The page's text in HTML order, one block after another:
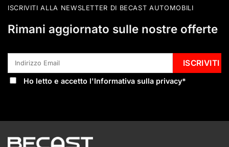
ISCRIVITI ALLA NEWSLETTER DI BECAST AUTOMOBILI
Rimani aggiornato sulle nostre offerte
Ho letto e accetto l'Informativa sulla privacy*